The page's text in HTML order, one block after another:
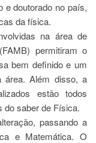
e doutorado no país,
da física.
na área de
permitiram o
bem definido e um
área. Além disso, a
estão todos
do saber de Física.
passando a
e Matemática. O